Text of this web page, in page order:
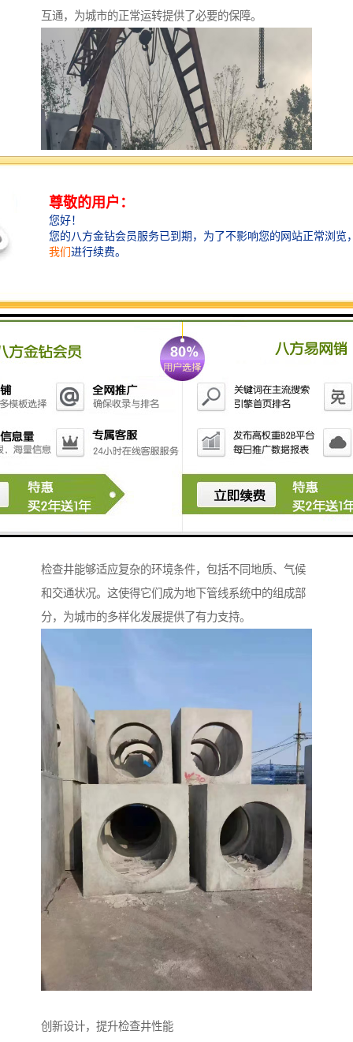
互通，为城市的正常运转提供了必要的保障。
检查井能够适应复杂的环境条件，包括不同地质、气候
和交通状况。这使得它们成为地下管线系统中的组成部
分，为城市的多样化发展提供了有力支持。
创新设计，提升检查井性能